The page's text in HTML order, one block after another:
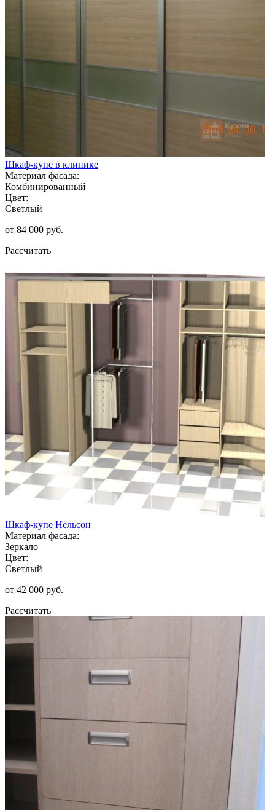
Шкаф-купе в клинике
Материал фасада:
Комбинированный
Цвет:
Светлый
от 84 000 руб.
Рассчитать
Шкаф-купе Нельсон
Материал фасада:
Зеркало
Цвет:
Светлый
от 42 000 руб.
Рассчитать